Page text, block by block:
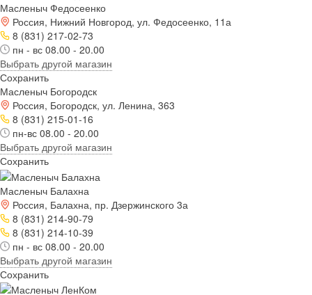
Масленыч Федосеенко
Россия, Нижний Новгород, ул. Федосеенко, 11а
8 (831) 217-02-73
пн - вс 08.00 - 20.00
Выбрать другой магазин
Сохранить
Масленыч Богородск
Россия, Богородск, ул. Ленина, 363
8 (831) 215-01-16
пн-вс 08.00 - 20.00
Выбрать другой магазин
Сохранить
Масленыч Балахна
Россия, Балахна, пр. Дзержинского 3а
8 (831) 214-90-79
8 (831) 214-10-39
пн - вс 08.00 - 20.00
Выбрать другой магазин
Сохранить